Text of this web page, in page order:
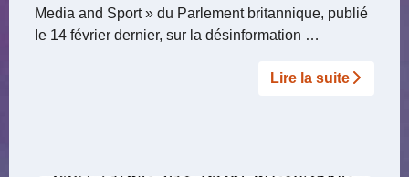
Media and Sport » du Parlement britannique, publié
le 14 février dernier, sur la désinformation …
Lire la suite­­